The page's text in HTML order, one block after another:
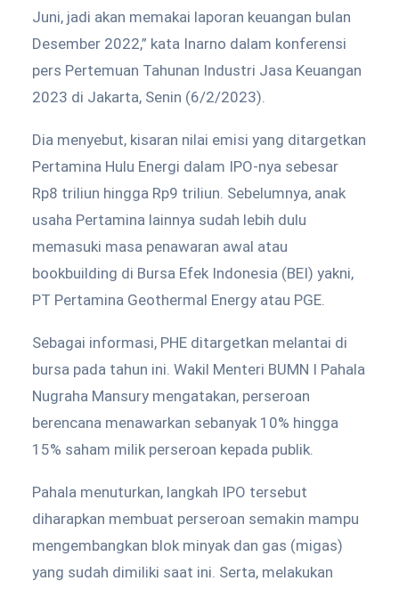
Juni, jadi akan memakai laporan keuangan bulan
Desember 2022,” kata Inarno dalam konferensi
pers Pertemuan Tahunan Industri Jasa Keuangan
2023 di Jakarta, Senin (6/2/2023).
Dia menyebut, kisaran nilai emisi yang ditargetkan
Pertamina Hulu Energi dalam IPO-nya sebesar
Rp8 triliun hingga Rp9 triliun. Sebelumnya, anak
usaha Pertamina lainnya sudah lebih dulu
memasuki masa penawaran awal atau
bookbuilding di Bursa Efek Indonesia (BEI) yakni,
PT Pertamina Geothermal Energy atau PGE.
Sebagai informasi, PHE ditargetkan melantai di
bursa pada tahun ini. Wakil Menteri BUMN I Pahala
Nugraha Mansury mengatakan, perseroan
berencana menawarkan sebanyak 10% hingga
15% saham milik perseroan kepada publik.
Pahala menuturkan, langkah IPO tersebut
diharapkan membuat perseroan semakin mampu
mengembangkan blok minyak dan gas (migas)
yang sudah dimiliki saat ini. Serta, melakukan